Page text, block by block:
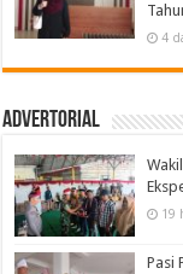
4
Advertorial
19
Pasi